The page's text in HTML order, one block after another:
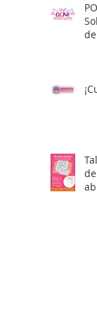
de